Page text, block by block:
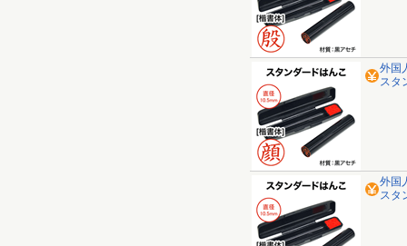
外国
スタ
外国
スタ